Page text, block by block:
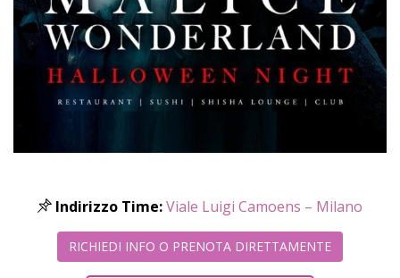
Indirizzo Time:Viale Luigi Camoens – Milano
RICHIEDI INFO O PRENOTA DIRETTAMENTE